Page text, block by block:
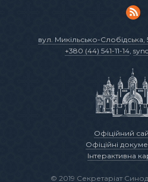
вул. Микільсько-Слобідська,
+380 (44) 541-11-14,
Офіційний
Офіційні
Інтерактивна
© 2019 Секретаріат